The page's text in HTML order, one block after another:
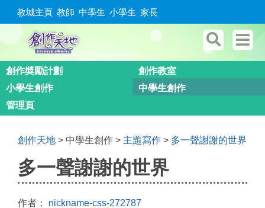
教城主頁 教師 中學生 小學生 家長
創作奬勵計劃
創作教室
小學生創作
中學生創作
管理頁
創作天地 > 中學生創作 > 主題寫作 > 多一聲謝謝的世界
多一聲謝謝的世界
作者： nickname-css-272787